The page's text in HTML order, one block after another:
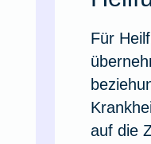
Für
auf die